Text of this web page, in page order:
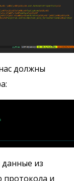
должны
из
протокола и